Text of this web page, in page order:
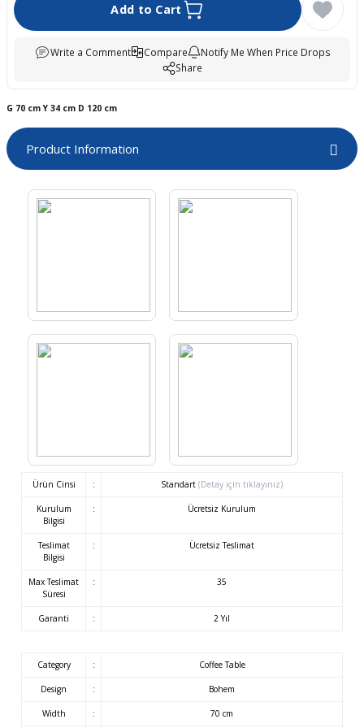
Add to Cart
Write a Comment Compare
Notify Me When Price Drops
Share
G 70 cmY 34 cm D 120 cm
Product Information
Ürün Cinsi : Standart (Detay için tıklayınız)
Kurulum
Bilgisi
: Ücretsiz Kurulum
Teslimat
Bilgisi
: Ücretsiz Teslimat
Max Teslimat
Süresi
: 35
Garanti : 2 Yıl
Category : Coffee Table
Design : Bohem
Width : 70 cm